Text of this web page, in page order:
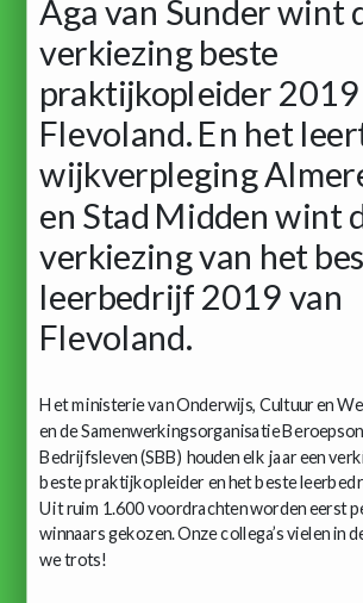
Aga van Sunder wint
verkiezing beste
praktijkopleider 2019
Flevoland. En het
wijkverpleging
en Stad Midden wint
verkiezing van het
leerbedrijf 2019 van
Flevoland.
Het ministerie van Onderwijs, Cultuur en
en de Samenwerkingsorganisatie
Bedrijfsleven (SBB) houden elk jaar een
beste praktijkopleider en het beste
Uit ruim 1.600 voordrachten worden eerst
winnaars gekozen. Onze collega’s vielen in
we trots!